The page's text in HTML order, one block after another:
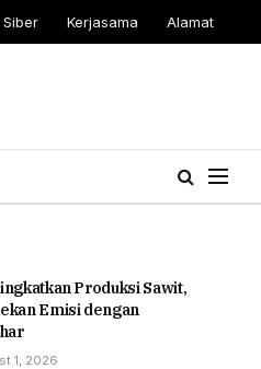
Kerjasama Alamat
Produksi Sawit,
Emisi dengan
1, 2026